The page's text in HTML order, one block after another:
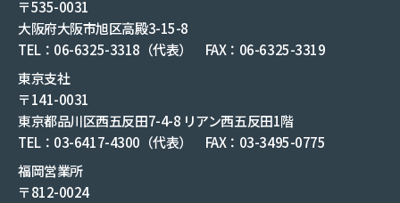
〒535-0031
大阪府大阪市旭区高殿3-15-8
TEL：06-6325-3318（代表） FAX：06-6325-3319
東京支社
〒141-0031
東京都品川区西五反田7-4-8 リアン西五反田1階
TEL：03-6417-4300（代表） FAX：03-3495-0775
福岡営業所
〒812-0024